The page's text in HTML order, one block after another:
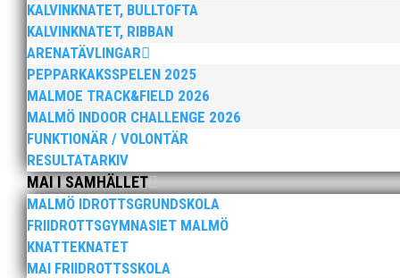
KALVINKNATET, BULLTOFTA
KALVINKNATET, RIBBAN
ARENATÄVLINGAR
PEPPARKAKSSPELEN 2025
MALMOE TRACK&FIELD 2026
MALMÖ INDOOR CHALLENGE 2026
FUNKTIONÄR / VOLONTÄR
RESULTATARKIV
MAI I SAMHÄLLET
MALMÖ IDROTTSGRUNDSKOLA
FRIIDROTTSGYMNASIET MALMÖ
KNATTEKNATET
MAI FRIIDROTTSSKOLA
Över hundra personer infann sig till årsmötet som
Klubb Skåne bjuder in till årets första
tränare samt aktiva födda 2007–2010. Har ni en